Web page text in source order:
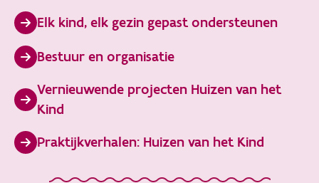
Elk kind, elk gezin gepast ondersteunen
Bestuur en organisatie
Vernieuwende projecten Huizen van het
Kind
Praktijkverhalen: Huizen van het Kind